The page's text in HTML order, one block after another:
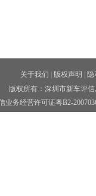
关于我们 版权声明
版权所有：深圳市新车评
业务经营许可证粤B2-